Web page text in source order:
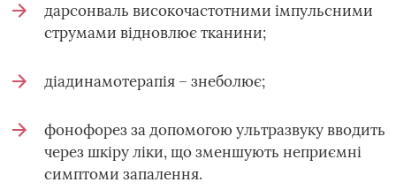
дарсонваль високочастотними імпульсними
струмами відновлює тканини;
діадинамотерапія – знеболює;
фонофорез за допомогою ультразвуку вводить
через шкіру ліки, що зменшують неприємні
симптоми запалення.